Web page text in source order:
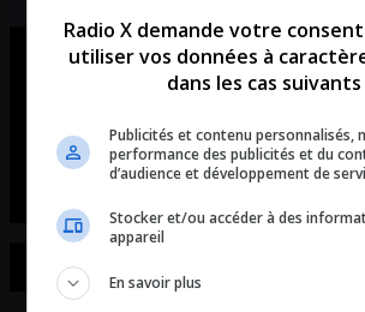
Ouellet en direct –
Ouellet en direct - Intégral du 07-08-
Radio X demande votre
utiliser vos données à
dans les cas suivants
Publicités et contenu personnalisés,
performance des publicités et du
d’audience et développement de
Stocker et/ou accéder à des
appareil
En savoir plus